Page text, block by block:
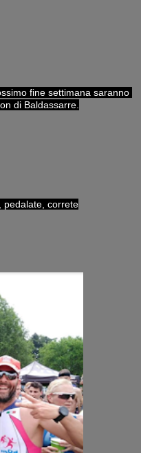
fine settimana saranno
di Baldassarre.
pedalate, correte